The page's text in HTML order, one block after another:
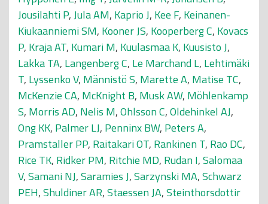
Jousilahti P,Jula AM, Kaprio J, Kee F, Keinanen-
Kiukaanniemi SM, Kooner JS, Kooperberg C, Kovacs
P, Kraja AT, Kumari M, Kuulasmaa K, Kuusisto J,
Lakka TA, Langenberg C, Le Marchand L, Lehtimäki
T, Lyssenko V, Männistö S, Marette A, Matise TC,
McKenzie CA, McKnight B, Musk AW, Möhlenkamp
S, Morris AD, Nelis M,Ohlsson C,Oldehinkel AJ,
Ong KK, Palmer LJ, Penninx BW, Peters A,
Pramstaller PP, Raitakari OT, Rankinen T, Rao DC,
Rice TK, Ridker PM, Ritchie MD, Rudan I,Salomaa
V,Samani NJ,Saramies J,Sarzynski MA,Schwarz
PEH,Shuldiner AR,Staessen JA,Steinthorsdottir